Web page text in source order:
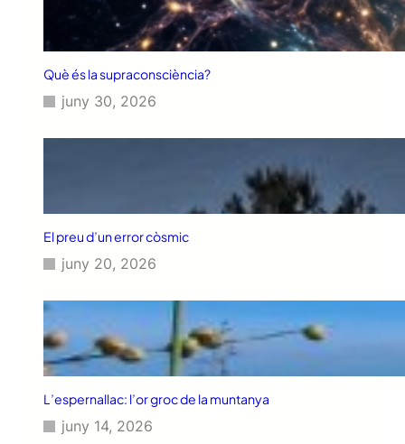
Què és la supraconsciència?
juny 30, 2026
El preu d’un error còsmic
juny 20, 2026
L’espernallac: l’or groc de la muntanya
juny 14, 2026